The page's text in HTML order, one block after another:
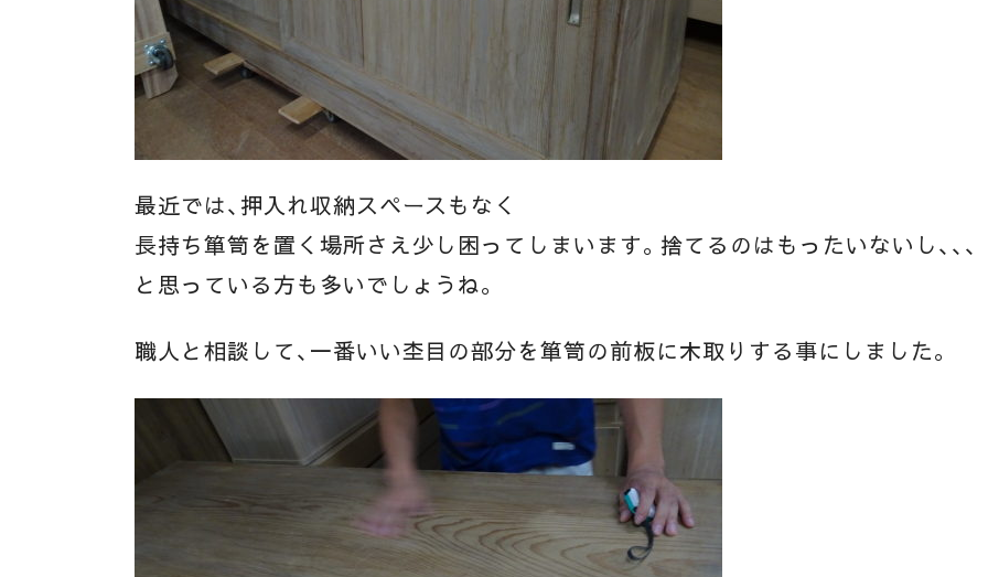
最近では、押入れ収納スペースもなく
長持ち箪笥を置く場所さえ少し困ってしまいます。捨てるのはもったいないし、、、
と思っている方も多いでしょうね。
職人と相談して、一番いい杢目の部分を箪笥の前板に木取りする事にしました。